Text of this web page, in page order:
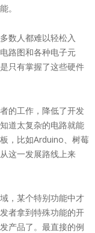
。
数人都难以轻松入
路图和各种电子元
只有掌握了这些硬件
的工作，降低了开发
道太复杂的电路就能
，比如Arduino、树莓
这一发展路线上来
，某个特别功能中才
者拿到特殊功能的开
产品了。最直接的例